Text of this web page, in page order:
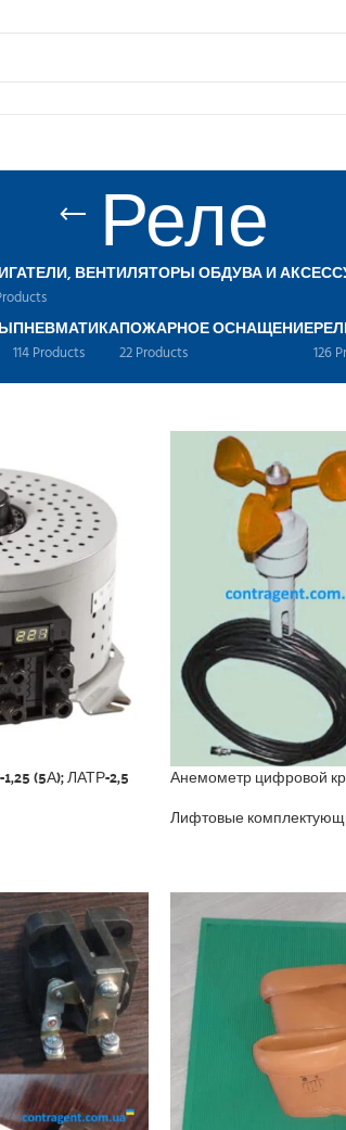
Реле
ВЕНТИЛЯТОРЫ ОБДУВА И
ПНЕВМАТИКА
114 Products
ПОЖАРНОЕ ОСНАЩЕНИЕ
22 Products 126
(5А); ЛАТР-2,5 Анемометр цифровой
Лифтовые